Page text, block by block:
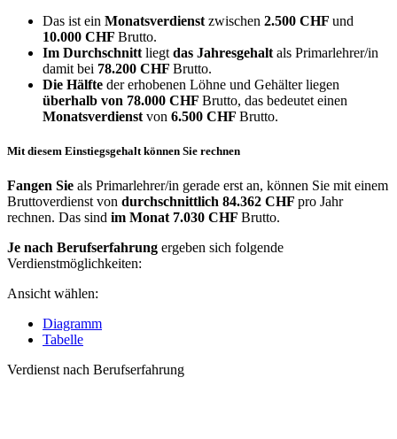
Das ist ein Monatsverdienst zwischen 2.500 CHF und
10.000 CHF Brutto.
Im Durchschnitt liegt das Jahresgehalt als Primarlehrer/in
damit bei 78.200 CHF Brutto.
Die Hälfte der erhobenen Löhne und Gehälter liegen
überhalb von 78.000 CHF Brutto, das bedeutet einen
Monatsverdienst von 6.500 CHF Brutto.
Mit diesem Einstiegsgehalt können Sie rechnen
Fangen Sie als Primarlehrer/in gerade erst an, können Sie mit einem
Bruttoverdienst von durchschnittlich 84.362 CHF pro Jahr
rechnen. Das sind im Monat 7.030 CHF Brutto.
Je nach Berufserfahrung ergeben sich folgende
Verdienstmöglichkeiten:
Ansicht wählen:
Diagramm
Tabelle
Verdienst nach Berufserfahrung